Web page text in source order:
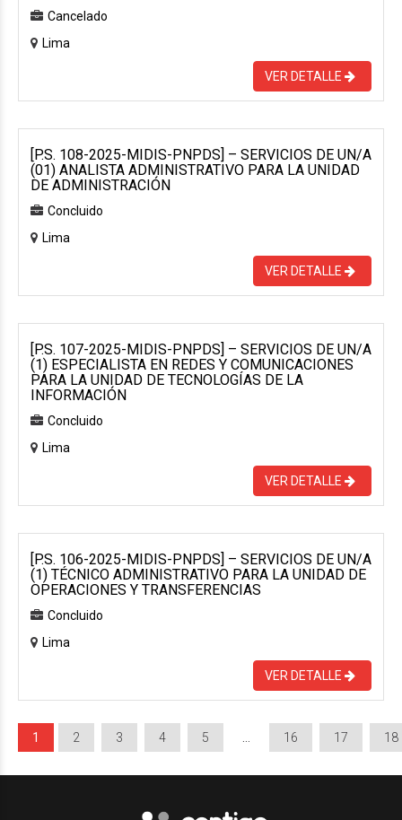
Cancelado
Lima
VER DETALLE
[P.S. 108-2025-MIDIS-PNPDS] – SERVICIOS DE UN/A
(01) ANALISTA ADMINISTRATIVO PARA LA UNIDAD
DE ADMINISTRACIÓN
Concluido
Lima
VER DETALLE
[P.S. 107-2025-MIDIS-PNPDS] – SERVICIOS DE UN/A
(1) ESPECIALISTA EN REDES Y COMUNICACIONES
PARA LA UNIDAD DE TECNOLOGÍAS DE LA
INFORMACIÓN
Concluido
Lima
VER DETALLE
[P.S. 106-2025-MIDIS-PNPDS] – SERVICIOS DE UN/A
(1) TÉCNICO ADMINISTRATIVO PARA LA UNIDAD DE
OPERACIONES Y TRANSFERENCIAS
Concluido
Lima
VER DETALLE
1 2 3 4 5 16 17 18